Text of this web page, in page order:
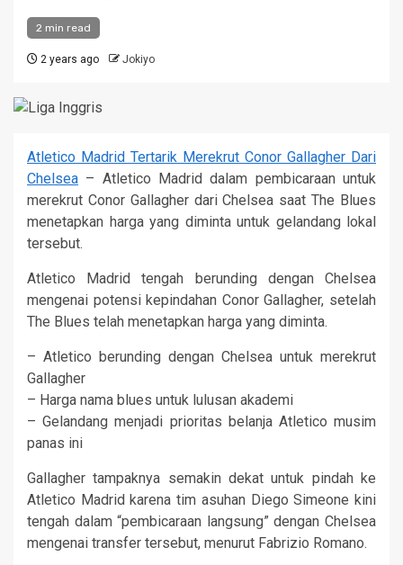
2 min read
2 years ago Jokiyo
Atletico Madrid Tertarik Merekrut Conor Gallagher Dari
Chelsea – Atletico Madrid dalam pembicaraan untuk
merekrut Conor Gallagher dari Chelsea saat The Blues
menetapkan harga yang diminta untuk gelandang lokal
tersebut.
Atletico Madrid tengah berunding dengan Chelsea
mengenai potensi kepindahan Conor Gallagher, setelah
The Blues telah menetapkan harga yang diminta.
– Atletico berunding dengan Chelsea untuk merekrut
Gallagher
– Harga nama blues untuk lulusan akademi
– Gelandang menjadi prioritas belanja Atletico musim
panas ini
Gallagher tampaknya semakin dekat untuk pindah ke
Atletico Madrid karena tim asuhan Diego Simeone kini
tengah dalam “pembicaraan langsung” dengan Chelsea
mengenai transfer tersebut, menurut Fabrizio Romano.